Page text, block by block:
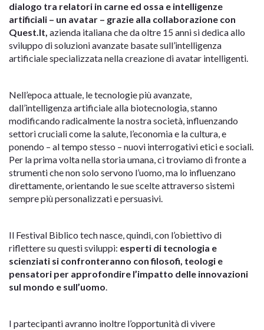
dialogo tra relatori in carne ed ossa e intelligenze
artificiali – un avatar – grazie alla collaborazione con
Quest.It, azienda italiana che da oltre 15 anni si dedica allo
sviluppo di soluzioni avanzate basate sull’intelligenza
artificiale specializzata nella creazione di avatar intelligenti.
Nell’epoca attuale, le tecnologie più avanzate,
dall’intelligenza artificiale alla biotecnologia, stanno
modificando radicalmente la nostra società, influenzando
settori cruciali come la salute, l’economia e la cultura, e
ponendo – al tempo stesso – nuovi interrogativi etici e sociali.
Per la prima volta nella storia umana, ci troviamo di fronte a
strumenti che non solo servono l’uomo, ma lo influenzano
direttamente, orientando le sue scelte attraverso sistemi
sempre più personalizzati e persuasivi.
Il Festival Biblico tech nasce, quindi, con l’obiettivo di
riflettere su questi sviluppi: esperti di tecnologia e
scienziati si confronteranno con filosofi, teologi e
pensatori per approfondire l’impatto delle innovazioni
sul mondo e sull’uomo.
I partecipanti avranno inoltre l’opportunità di vivere